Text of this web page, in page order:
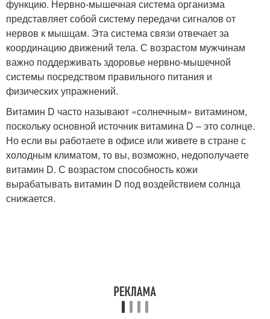
функцию. Нервно-мышечная система организма
представляет собой систему передачи сигналов от
нервов к мышцам. Эта система связи отвечает за
координацию движений тела. С возрастом мужчинам
важно поддерживать здоровье нервно-мышечной
системы посредством правильного питания и
физических упражнений.
Витамин D часто называют «солнечным» витамином,
поскольку основной источник витамина D – это солнце.
Но если вы работаете в офисе или живете в стране с
холодным климатом, то вы, возможно, недополучаете
витамин D. С возрастом способность кожи
вырабатывать витамин D под воздействием солнца
снижается.